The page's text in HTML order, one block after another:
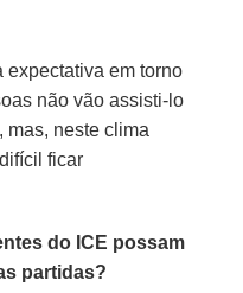
expectativa em torno
não vão assisti-lo
mas, neste clima
ficar
do ICE possam
partidas?